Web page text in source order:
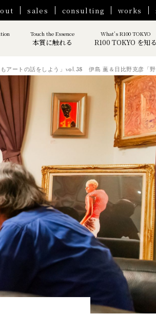
sales consulting works
Touch the Essence
本質に触れる
What’s R100 TOKYO
R100 TOKYO を知る
アートの話をしよう」vol.38 伊島 薫＆日比野克彦「野